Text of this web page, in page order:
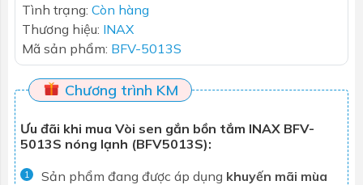
Tình trạng: Còn hàng
Thương hiệu: INAX
Mã sản phẩm: BFV-5013S
Chương trình KM
Ưu đãi khi mua Vòi sen gắn bồn tắm INAX BFV-
5013S nóng lạnh (BFV5013S):
1 Sản phẩm đang được áp dụng khuyến mãi mùa